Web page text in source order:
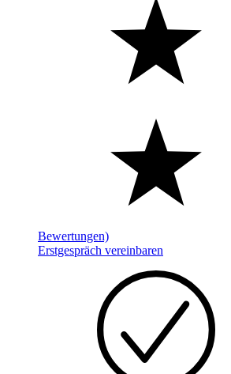
Bewertungen)
Erstgespräch vereinbaren